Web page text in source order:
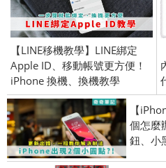
【LINE移機教學】LINE綁定
Apple ID、移動帳號更方便！
iPhone 換機、換機教學
【
個怎麼
鈕、小